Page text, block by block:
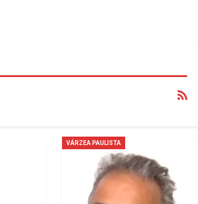
VÁRZEA PAULISTA